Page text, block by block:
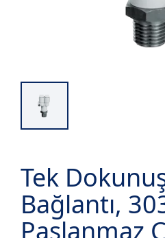
Tek
Bağlantı,
Paslanmaz